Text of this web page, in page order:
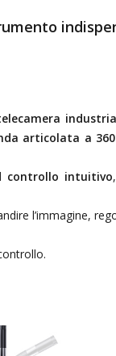
articolata a
controllo intuitivo
l’immagine,